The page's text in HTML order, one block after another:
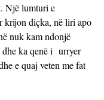
Një lumturi e
krijon diçka, në liri apo
nuk kam ndonjë
dhe ka qenë i urryer
e quaj veten me fat